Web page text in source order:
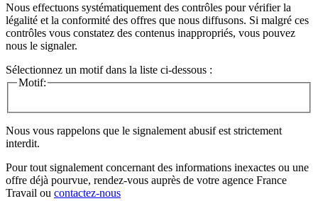
Nous effectuons systématiquement des contrôles pour vérifier la
légalité et la conformité des offres que nous diffusons. Si malgré ces
contrôles vous constatez des contenus inappropriés, vous pouvez
nous le signaler.
Sélectionnez un motif dans la liste ci-dessous :
Motif:
Nous vous rappelons que le signalement abusif est strictement
interdit.
Pour tout signalement concernant des informations inexactes ou une
offre déjà pourvue, rendez-vous auprès de votre agence France
Travail ou contactez-nous